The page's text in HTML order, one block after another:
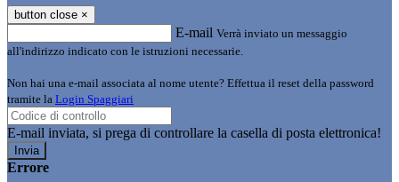
button close ×
E-mail Verrà inviato un messaggio
all'indirizzo indicato con le istruzioni necessarie.
Non hai una e-mail associata al nome utente? Effettua il reset della password
tramite la Login Spaggiari
E-mail inviata, si prega di controllare la casella di posta elettronica!
Errore